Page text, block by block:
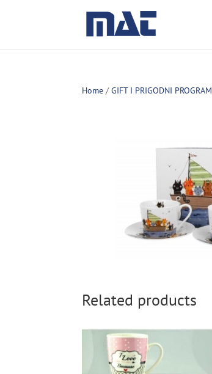
Home /GIFT I PRIGODNI PROGRAM
Related products